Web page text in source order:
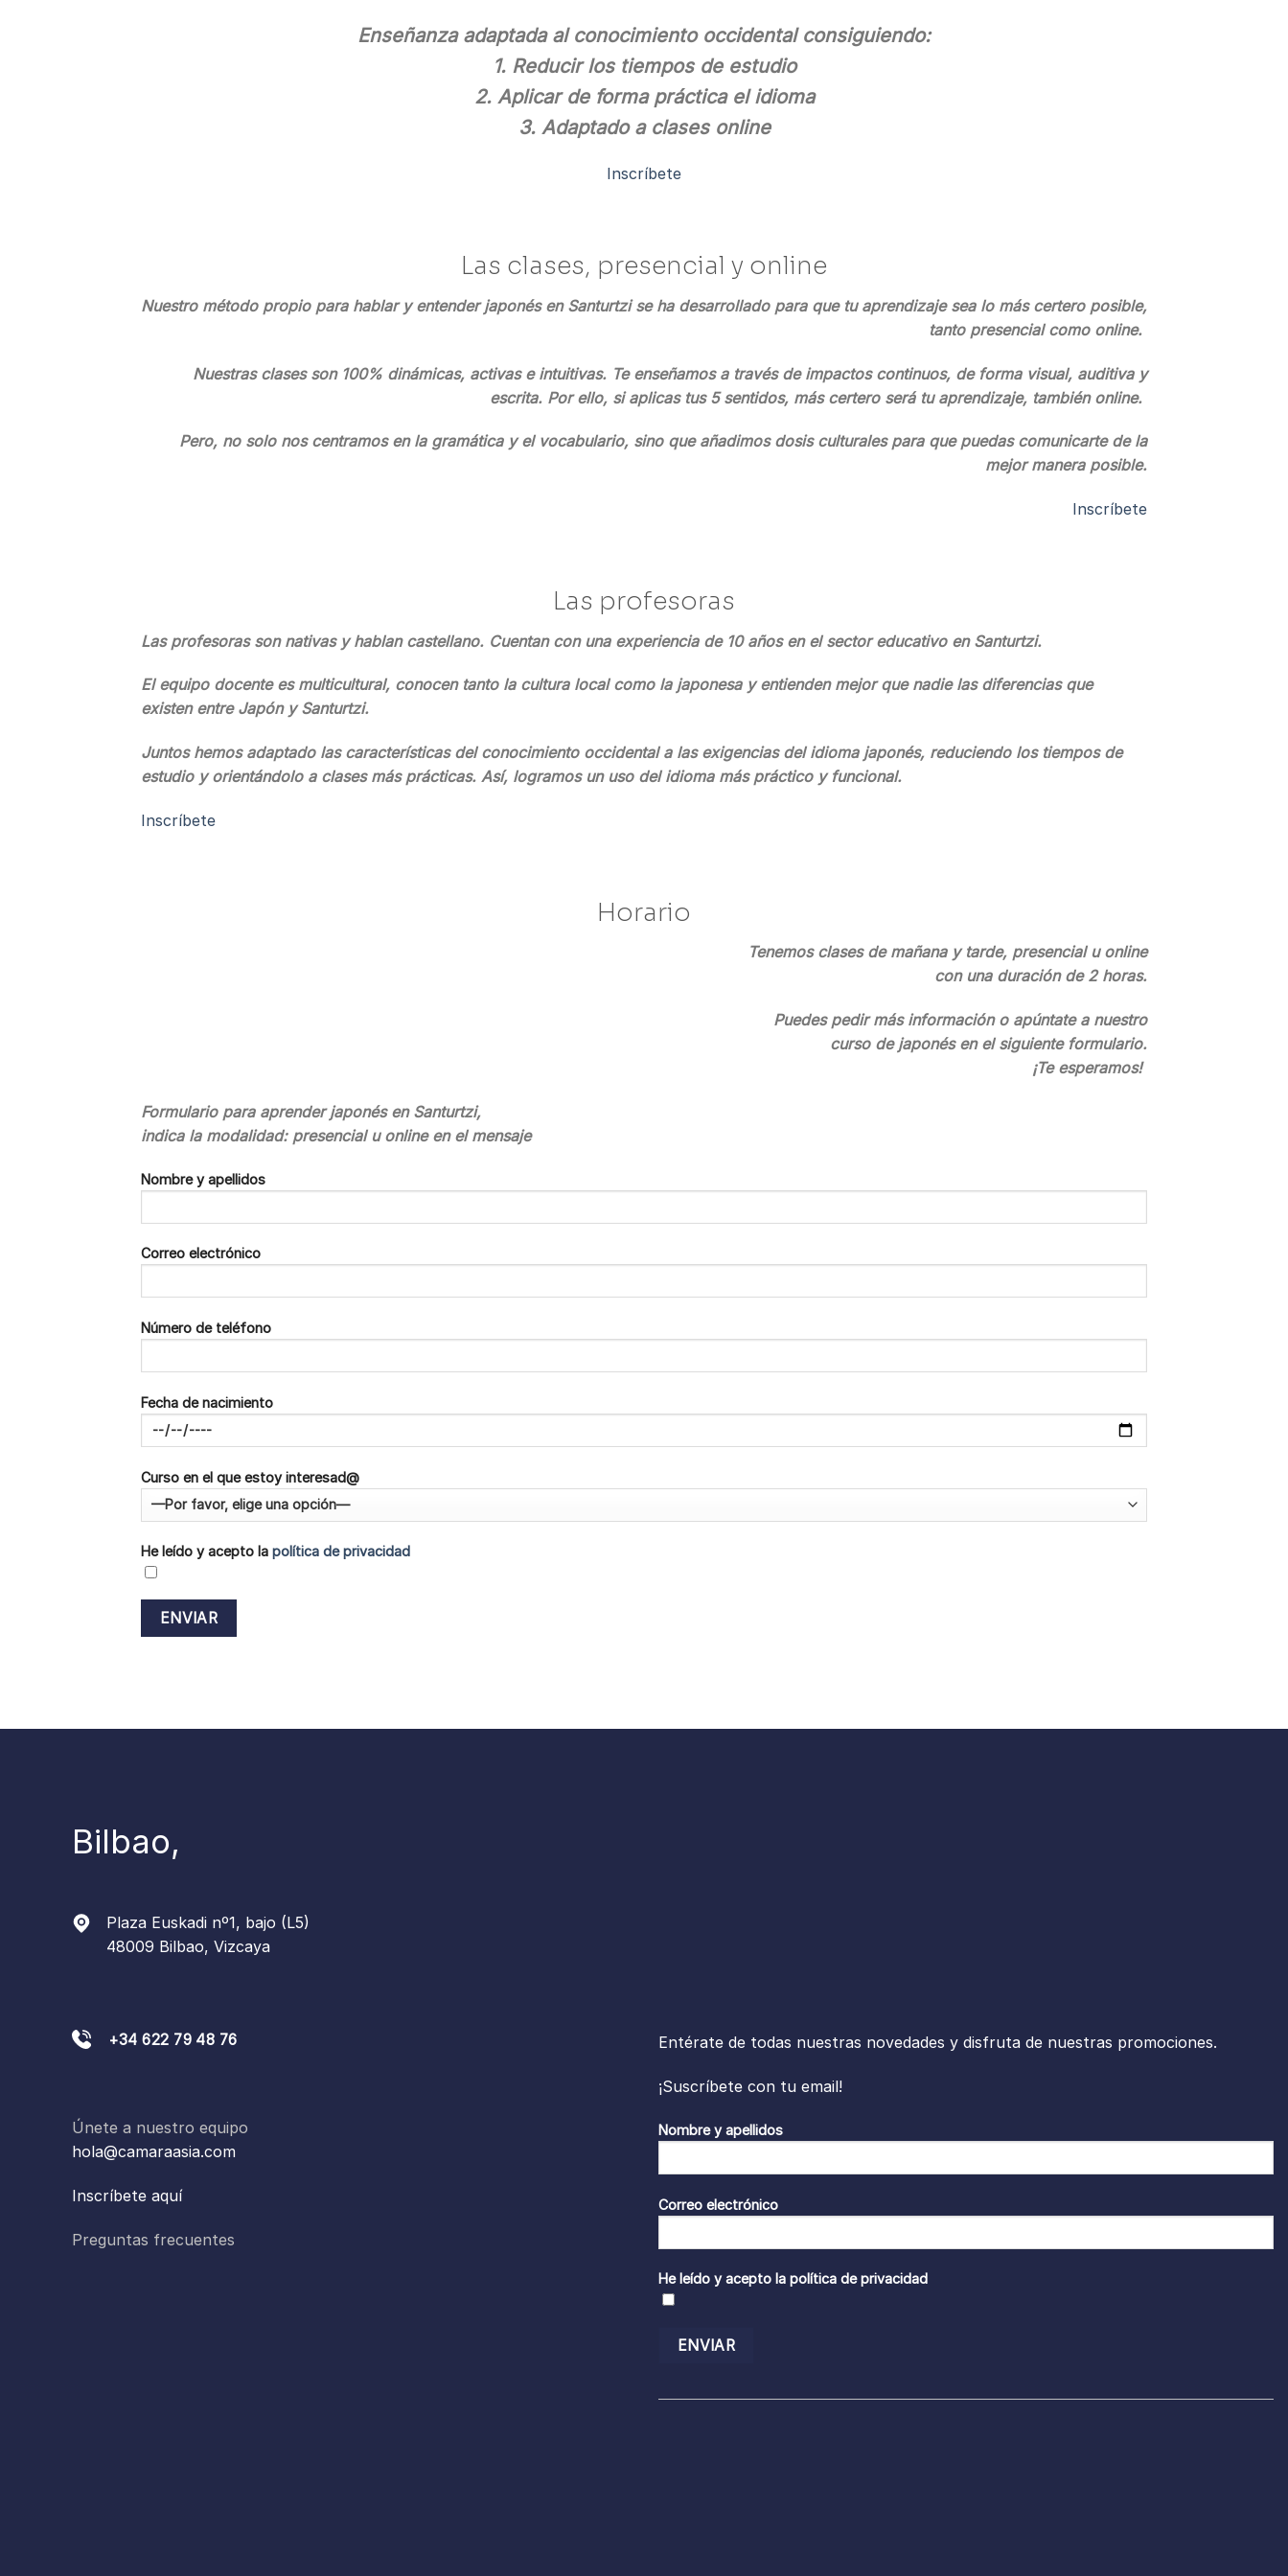
Enseñanza adaptada al conocimiento occidental consiguiendo:
1. Reducir los tiempos de estudio
2. Aplicar de forma práctica el idioma
3. Adaptado a clases online
Inscríbete
Las clases, presencial y online
Nuestro método propio para hablar y entender japonés en Santurtzi se ha desarrollado para que tu aprendizaje sea lo más certero posible,
tanto presencial como online.
Nuestras clases son 100% dinámicas, activas e intuitivas. Te enseñamos a través de impactos continuos, de forma visual, auditiva y
escrita. Por ello, si aplicas tus 5 sentidos, más certero será tu aprendizaje, también online.
Pero, no solo nos centramos en la gramática y el vocabulario, sino que añadimos dosis culturales para que puedas comunicarte de la
mejor manera posible.
Inscríbete
Las profesoras
Las profesoras son nativas y hablan castellano. Cuentan con una experiencia de 10 años en el sector educativo en Santurtzi.
El equipo docente es multicultural, conocen tanto la cultura local como la japonesa y entienden mejor que nadie las diferencias que
existen entre Japón y Santurtzi.
Juntos hemos adaptado las características del conocimiento occidental a las exigencias del idioma japonés, reduciendo los tiempos de
estudio y orientándolo a clases más prácticas. Así, logramos un uso del idioma más práctico y funcional.
Inscríbete
Horario
Tenemos clases de mañana y tarde, presencial u online
con una duración de 2 horas.
Puedes pedir más información o apúntate a nuestro
curso de japonés en el siguiente formulario.
¡Te esperamos!
Formulario para aprender japonés en Santurtzi,
indica la modalidad: presencial u online en el mensaje
Nombre y apellidos
Correo electrónico
Número de teléfono
Fecha de nacimiento
Curso en el que estoy interesad@
He leído y acepto la política de privacidad
Bilbao,
Plaza Euskadi nº1, bajo (L5)
48009 Bilbao, Vizcaya
+34 622 79 48 76
Únete a nuestro equipo
hola@camaraasia.com
Inscríbete aquí
Preguntas frecuentes
Entérate de todas nuestras novedades y disfruta de nuestras promociones.
¡Suscríbete con tu email!
Nombre y apellidos
Correo electrónico
He leído y acepto la política de privacidad